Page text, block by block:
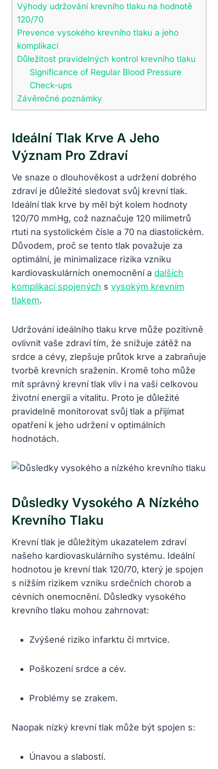
Výhody udržování krevního tlaku na hodnotě
120/70
Prevence vysokého krevního⁤ tlaku ⁢a jeho
‍komplikací
Důležitost pravidelných kontrol ⁣krevního tlaku
Significance⁤ of Regular⁢ Blood Pressure
Check-ups
Závěrečné poznámky
Ideální Tlak Krve⁤ A Jeho
Význam‍ Pro Zdraví
Ve ⁤snaze o​ dlouhověkost a udržení ⁢dobrého
zdraví je důležité sledovat svůj krevní tlak.
Ideální‍ tlak krve by⁤ měl ⁣být kolem hodnoty
⁤120/70 ‌mmHg,⁣ což naznačuje ⁤120 milimetrů
rtuti⁤ na systolickém⁣ čísle a 70 na diastolickém.
Důvodem, proč se ‍tento tlak považuje za
optimální, je minimalizace rizika vzniku
kardiovaskulárních ⁢onemocnění a dalších
komplikací spojených ‌s vysokým krevním
tlakem.
Udržování ideálního tlaku ⁤krve může pozitivně
ovlivnit vaše ⁤zdraví tím, že snižuje zátěž ⁣na
⁤srdce a cévy,⁤ zlepšuje ‌průtok krve ‌a zabraňuje
tvorbě krevních sraženin. ⁣Kromě toho může
mít správný krevní tlak vliv i ⁣na vaši ⁣celkovou
životní energii a vitalitu. Proto ‍je důležité
pravidelně monitorovat svůj⁤ tlak a ‍přijímat
opatření k jeho udržení v optimálních
hodnotách.
Důsledky Vysokého A Nízkého
Krevního ⁢tlaku
Krevní ⁢tlak ‌je‍ důležitým ukazatelem zdraví
našeho kardiovaskulárního systému. Ideální
hodnotou je⁤ krevní tlak 120/70, který je ‌spojen
s nižším⁢ rizikem vzniku‌ srdečních chorob a
‌cévních ​onemocnění. Důsledky vysokého
krevního tlaku mohou zahrnovat:
Zvýšené riziko infarktu či mrtvice.
Poškození srdce a cév.
Problémy se zrakem.
Naopak ⁢nízký krevní tlak ⁢může ⁣být spojen s:
Únavou a slabostí.